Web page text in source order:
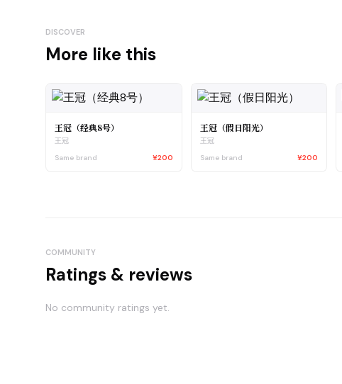
DISCOVER
More like this
王冠（经典8号）
王冠
Same brand
¥200
王冠（假日阳光）
王冠
Same brand
¥200
COMMUNITY
Ratings & reviews
No community ratings yet.